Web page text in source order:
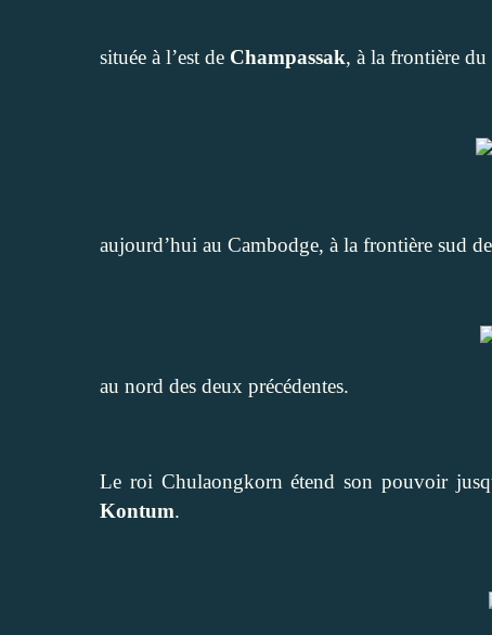
située à l’est de Champassak, à la frontière
aujourd’hui au Cambodge, à la frontière sud
au nord des deux précédentes.
Le roi Chulaongkorn étend son pouvoir
Kontum.